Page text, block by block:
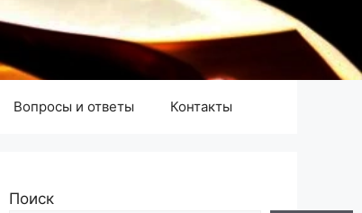
Вопросы и ответы Контакты
Поиск